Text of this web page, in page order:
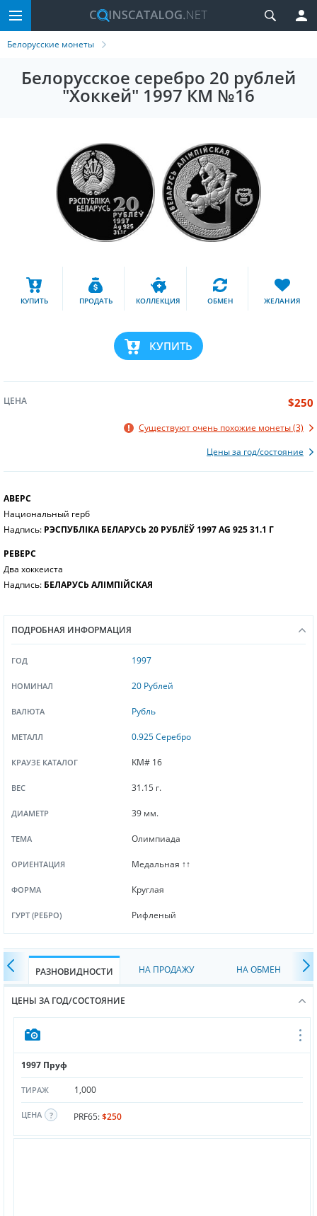
Белорусские монеты
Белорусское серебро 20 рублей
"Хоккей" 1997 КМ №16
КУПИТЬ ПРОДАТЬ КОЛЛЕКЦИЯ ОБМЕН ЖЕЛАНИЯ
КУПИТЬ
ЦЕНА $250
Существуют очень похожие монеты (3)
Цены за год/состояние
АВЕРС
Национальный герб
Надпись: РЭСПУБЛІКА БЕЛАРУСЬ 20 РУБЛЁЎ 1997 AG 925 31.1 Г
РЕВЕРС
Два хоккеиста
Надпись: БЕЛАРУСЬ АЛІМПІЙСКАЯ
ПОДРОБНАЯ ИНФОРМАЦИЯ
ГОД 1997
НОМИНАЛ 20 Рублей
ВАЛЮТА Рубль
МЕТАЛЛ 0.925 Серебро
КРАУЗЕ КАТАЛОГ KM# 16
ВЕС 31.15 г.
ДИАМЕТР 39 мм.
ТЕМА Олимпиада
ОРИЕНТАЦИЯ Медальная ↑↑
ФОРМА Круглая
ГУРТ (РЕБРО) Рифленый
РАЗНОВИДНОСТИ НА ПРОДАЖУ НА ОБМЕН
ЦЕНЫ ЗА ГОД/СОСТОЯНИЕ
1997 Пруф
ТИРАЖ 1,000
ЦЕНА PRF65:$250